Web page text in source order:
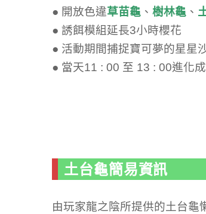
● 開放色違草苗龜 、 樹林龜 、
● 誘餌模組延長3小時櫻花
● 活動期間捕捉寶可夢的星星
● 當天11 : 00 至 13 : 00進化成
土台龜簡易資訊
由玩家龍之陰所提供的土台龜